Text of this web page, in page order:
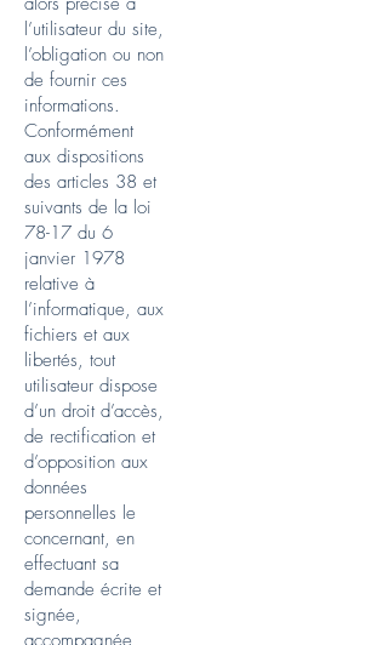
l’utilisateur du site,
l’obligation ou non
de fournir ces
informations.
Conformément
aux dispositions
des articles 38 et
suivants de la loi
78-17 du 6
janvier 1978
relative à
l’informatique, aux
fichiers et aux
libertés, tout
utilisateur dispose
d’un droit d’accès,
de rectification et
d’opposition aux
données
personnelles le
concernant, en
effectuant sa
demande écrite et
signée,
accompagnée